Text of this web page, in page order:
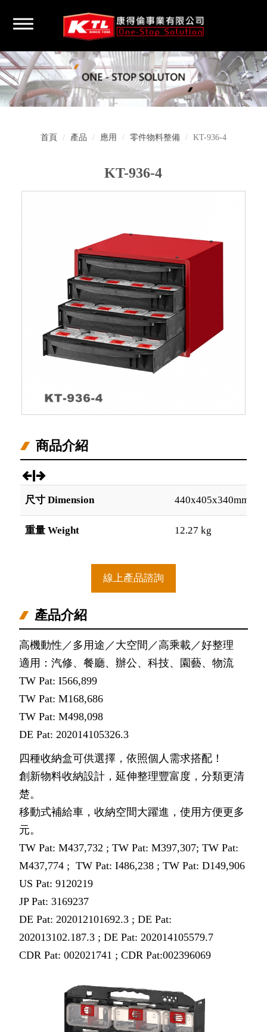
首頁 產品 應用 零件物料整備 KT-936-4
KT-936-4
商品介紹
尺寸 Dimension 440x405x340mm
重量 Weight 12.27 kg
線上產品諮詢
產品介紹
高機動性／多用途／大空間／高乘載／好整理
適用：汽修、餐廳、辦公、科技、園藝、物流
TW Pat: I566,899
TW Pat: M168,686
TW Pat: M498,098
DE Pat: 202014105326.3
四種收納盒可供選擇，依照個人需求搭配！
創新物料收納設計，延伸整理豐富度，分類更清
楚。
移動式補給車，收納空間大躍進，使用方便更多
元。
TW Pat: M437,732 ; TW Pat: M397,307; TW Pat:
M437,774 ; TW Pat: I486,238 ; TW Pat: D149,906
US Pat: 9120219
JP Pat: 3169237
DE Pat: 202012101692.3 ; DE Pat:
202013102.187.3 ; DE Pat: 202014105579.7
CDR Pat: 002021741 ; CDR Pat:002396069